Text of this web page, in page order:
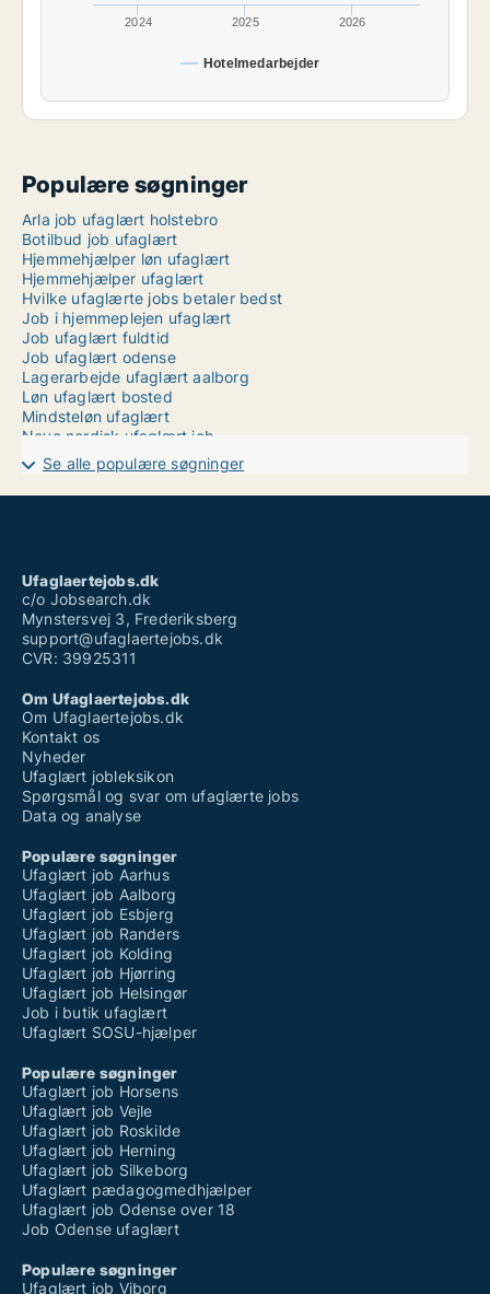
Hotelmedarbejder
2024 2025 2026
Populære søgninger
Arla job ufaglært holstebro
Botilbud job ufaglært
Hjemmehjælper løn ufaglært
Hjemmehjælper ufaglært
Hvilke ufaglærte jobs betaler bedst
Job i hjemmeplejen ufaglært
Job ufaglært fuldtid
Job ufaglært odense
Lagerarbejde ufaglært aalborg
Løn ufaglært bosted
Mindsteløn ufaglært
Novo nordisk ufaglært job
Offshore job ufaglært løn
Pædagogmedhjælper ufaglært
Ufaglært engelsk
Ufaglært løn
Ufaglært produktionsmedarbejder løn
Se alle populære søgninger
Ufaglaertejobs.dk
c/o Jobsearch.dk
Mynstersvej 3, Frederiksberg
support@ufaglaertejobs.dk
CVR: 39925311
Om Ufaglaertejobs.dk
Om Ufaglaertejobs.dk
Kontakt os
Nyheder
Ufaglært jobleksikon
Spørgsmål og svar om ufaglærte jobs
Data og analyse
Populære søgninger
Ufaglært job Aarhus
Ufaglært job Aalborg
Ufaglært job Esbjerg
Ufaglært job Randers
Ufaglært job Kolding
Ufaglært job Hjørring
Ufaglært job Helsingør
Job i butik ufaglært
Ufaglært SOSU-hjælper
Populære søgninger
Ufaglært job Horsens
Ufaglært job Vejle
Ufaglært job Roskilde
Ufaglært job Herning
Ufaglært job Silkeborg
Ufaglært pædagogmedhjælper
Ufaglært job Odense over 18
Job Odense ufaglært
Populære søgninger
Ufaglært job Viborg